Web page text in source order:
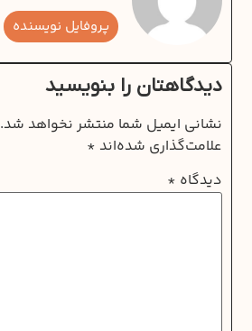
پروفایل نویسنده
دیدگاهتان را بنویسید
نشانی ایمیل شما منتشر نخواهد شد.
علامت‌گذاری شده‌اند *
دیدگاه *